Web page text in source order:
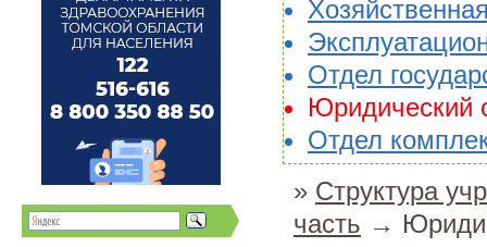
Отдел
Юридический
Отдел
» Структура
часть →